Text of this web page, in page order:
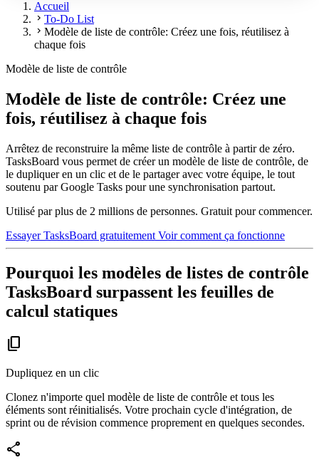
Accueil
chevron_right To-Do List
chevron_right Modèle de liste de contrôle: Créez une fois, réutilisez à
chaque fois
Modèle de liste de contrôle
Modèle de liste de contrôle: Créez une
fois, réutilisez à chaque fois
Arrêtez de reconstruire la même liste de contrôle à partir de zéro.
TasksBoard vous permet de créer un modèle de liste de contrôle, de
le dupliquer en un clic et de le partager avec votre équipe, le tout
soutenu par Google Tasks pour une synchronisation partout.
Utilisé par plus de 2 millions de personnes. Gratuit pour commencer.
Essayer TasksBoard gratuitement Voir comment ça fonctionne
Pourquoi les modèles de listes de contrôle
TasksBoard surpassent les feuilles de
calcul statiques
content_copy
Dupliquez en un clic
Clonez n'importe quel modèle de liste de contrôle et tous les
éléments sont réinitialisés. Votre prochain cycle d'intégration, de
sprint ou de révision commence proprement en quelques secondes.
share